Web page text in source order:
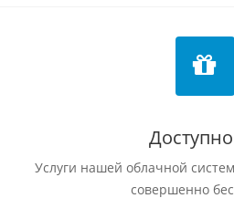
Услуги нашей облачной
совершенно